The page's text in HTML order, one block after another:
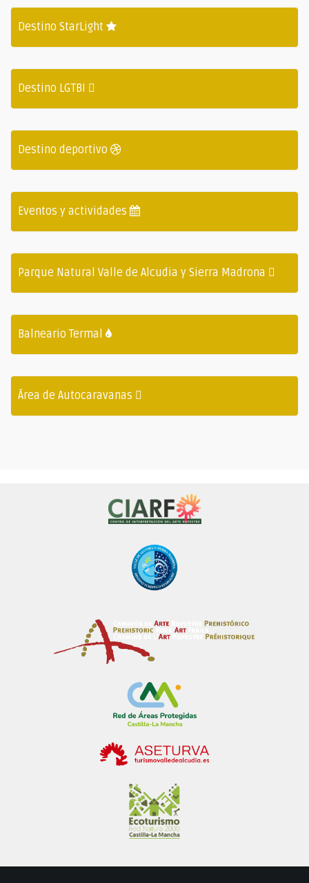
Destino StarLight
Destino LGTBI
Destino deportivo
Eventos y actividades
Parque Natural Valle de Alcudia y Sierra Madrona
Balneario Termal
Área de Autocaravanas